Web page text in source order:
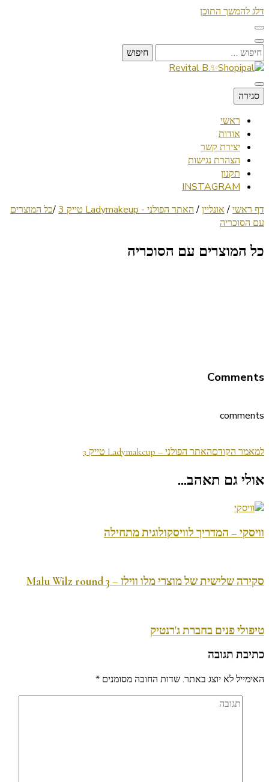
דלג להמשך התוכן
חיפוש:
Revital B.✨Shopipal
Lifestyle ✦ Beauty ✦ Vegan ✦ Travel
סגירה
ראשי
אודות
יצירת קשר
הצהרת נגישות
תקנון
INSTAGRAM
דף ראשי/ אונליין/ האתר הפולני - Ladymakeup טייק 3 /כל המוצרים
עם הסוכריה
כל המוצרים עם הסוכריה
Comments
comments
ניווט
בפוסטים
למאמר הקודםהאתר הפולני – Ladymakeup טייק 3
אולי גם תאהב...
וויסקי – המדריך לוויסקולוגית מתחילה
סקירה שלישית של מוצרי מלו ווילז – Malu Wilz round 3
טיפולי פנים בחברת ג'רנטיק
כתיבת תגובה
האימייל לא יוצג באתר.שדות החובה מסומנים *